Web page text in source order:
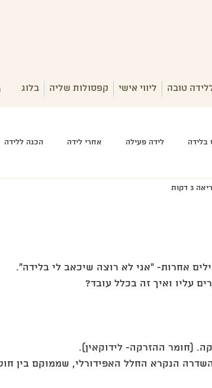
טובה ליווי אישי קפסולות שליה בלוג
בלידה לידה פעילה אחרי לידה הכנה ללידה
3 דקות
אחרות- "אני לא רוצה שיכאב לי בלידה".
עליו ואיך זה בכלל עובד?
(חומר ההזרקה- לידוקאין).
השדרה הנקרא החלל האפידורלי, שממוקם בין